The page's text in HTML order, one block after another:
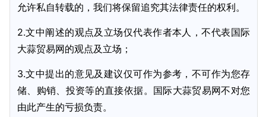
允许私自转载的，我们将保留追究其法律责任的权利。
2.文中阐述的观点及立场仅代表作者本人，不代表国际
大蒜贸易网的观点及立场；
3.文中提出的意见及建议仅可作为参考，不可作为您存
储、购销、投资等的直接依据。国际大蒜贸易网不对您
由此产生的亏损负责。